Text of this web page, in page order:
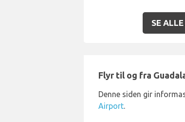
SE
Flyr til og fra
Denne siden gir
Airport.